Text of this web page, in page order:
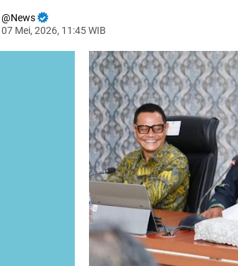
News
07 Mei, 2026, 11:45 WIB